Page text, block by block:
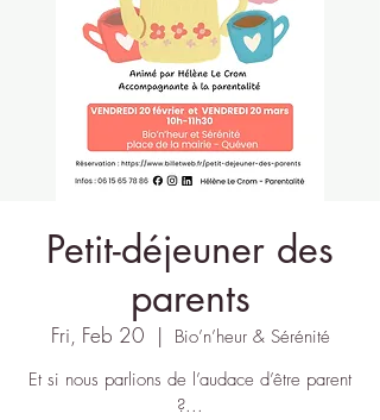
Petit-déjeuner des
parents
Fri, Feb 20
  |
Bio’n’heur & Sérénité
Et si nous parlions de l’audace d’être parent
?...